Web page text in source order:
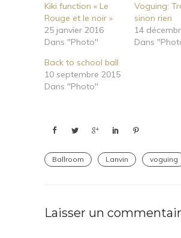
Kiki function « Le
Rouge et le noir »
25 janvier 2016
Dans "Photo"
Voguing:
sinon rien
14
Dans
Back to school ball
10 septembre 2015
Dans "Photo"
Ballroom Lanvin voguing
Laisser un